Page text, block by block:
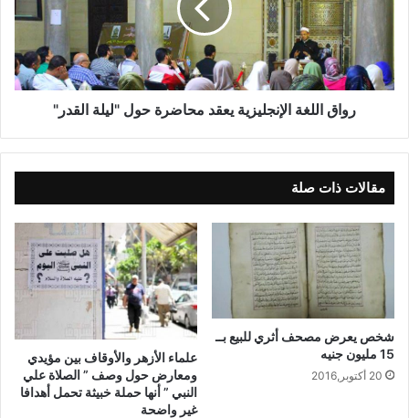
رواق اللغة الإنجليزية يعقد محاضرة حول "ليلة القدر"
مقالات ذات صلة
شخص يعرض مصحف أثري للبيع بــ
15 مليون جنيه
20 أكتوبر,2016
علماء الأزهر والأوقاف بين مؤيدي
ومعارض حول وصف ” الصلاة علي
النبي ” أنها حملة خبيثة تحمل أهدافا
غير واضحة